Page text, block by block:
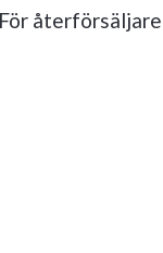
För återförsäljare